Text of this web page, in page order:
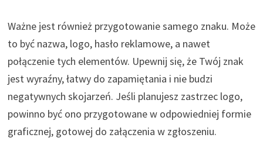
Ważne jest również przygotowanie samego znaku. Może
to być nazwa, logo, hasło reklamowe, a nawet
połączenie tych elementów. Upewnij się, że Twój znak
jest wyraźny, łatwy do zapamiętania i nie budzi
negatywnych skojarzeń. Jeśli planujesz zastrzec logo,
powinno być ono przygotowane w odpowiedniej formie
graficznej, gotowej do załączenia w zgłoszeniu.